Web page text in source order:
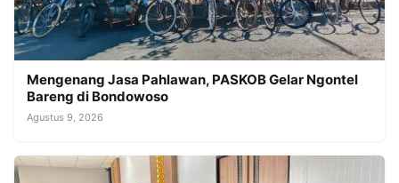
Mengenang Jasa Pahlawan, PASKOB Gelar Ngontel
Bareng di Bondowoso
Agustus 9, 2026